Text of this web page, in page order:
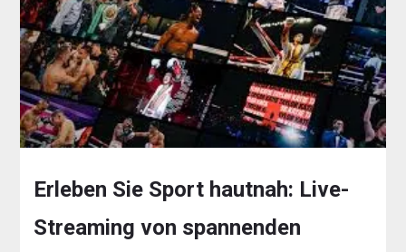
Erleben Sie Sport hautnah: Live-
Streaming von spannenden